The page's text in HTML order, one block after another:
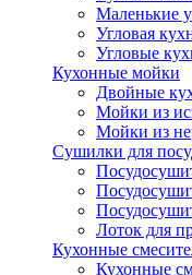
Маленькие
Угловая
Угловые
Кухонные мойки
Двойные
Мойки из
Мойки из
Сушилки для
Лоток для
Кухонные
Кухонные